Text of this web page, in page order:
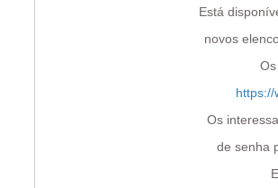
Está
novos
https://
Os
de senha